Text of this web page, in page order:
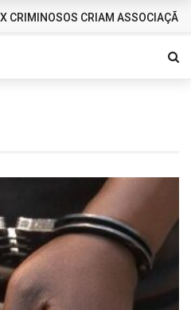
CRIMINOSOS CRIAM